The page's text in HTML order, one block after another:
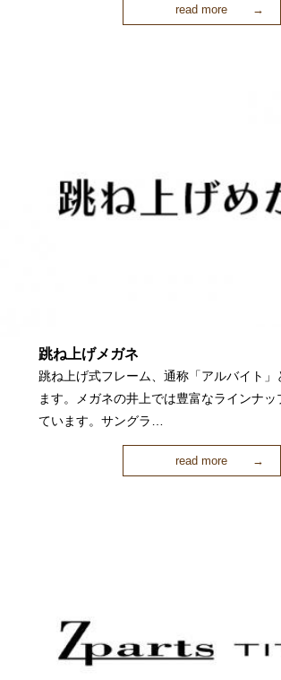
read more
跳ね上げメガネ
跳ね上げ式フレーム、通称「アルバイト」
ます。メガネの井上では豊富なラインナッ
ています。サングラ…
read more